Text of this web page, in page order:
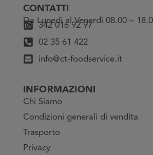
CONTATTI
Da Lunedì al Venerdì 08.00 –
342 016 92 97
02 35 61 422
info@ct-foodservice.it
INFORMAZIONI
Chi Siamo
Condizioni generali di vendita
Trasporto
Privacy